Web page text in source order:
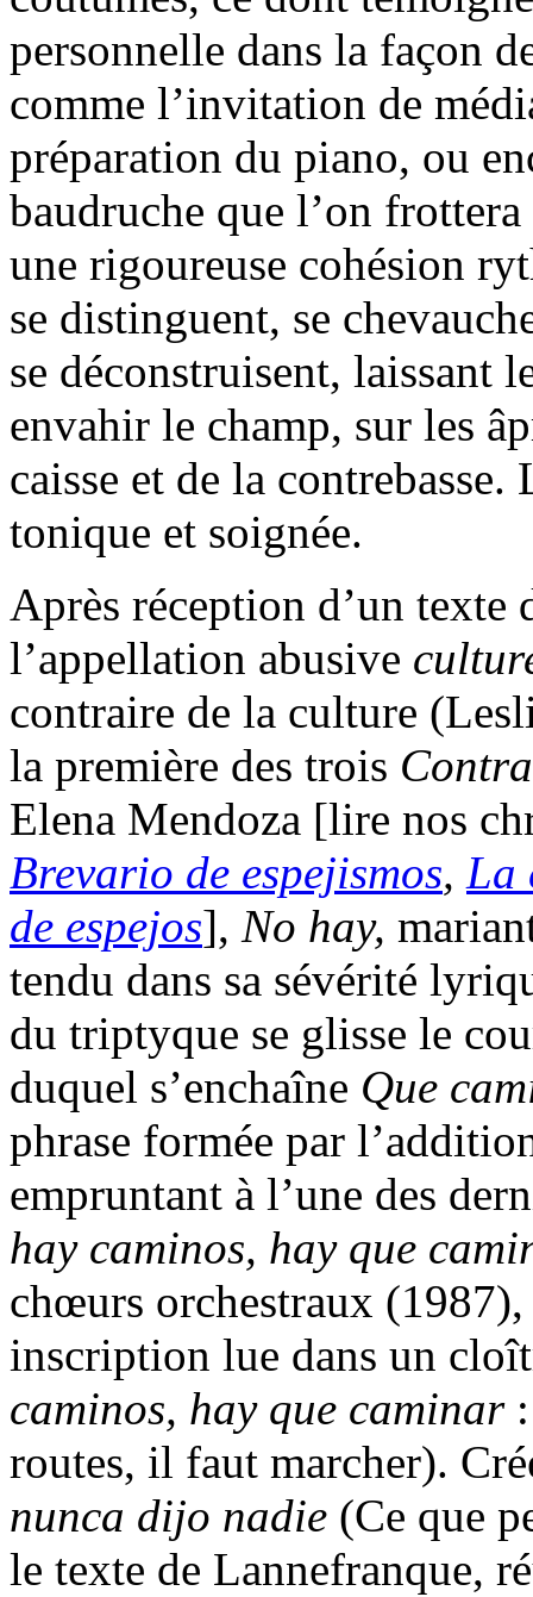
personnelle dans la façon
comme l’invitation de
préparation du piano, ou
baudruche que l’on frottera
une rigoureuse cohésion
se distinguent, se
se déconstruisent, laissant
envahir le champ, sur les
caisse et de la
tonique et soignée.
Après réception d’un texte
l’appellation abusive
contraire de la culture
la première des trois
Elena Mendoza [lire nos
Brevario de espejismos, La
de espejos], No hay,
tendu dans sa sévérité
du triptyque se glisse le
duquel s’enchaîne Que
phrase formée par
empruntant à l’une des
hay caminos, hay que
chœurs orchestraux
inscription lue dans un
caminos, hay que caminar:
routes, il faut marcher).
nunca dijo nadie (Ce que
le texte de Lannefranque,